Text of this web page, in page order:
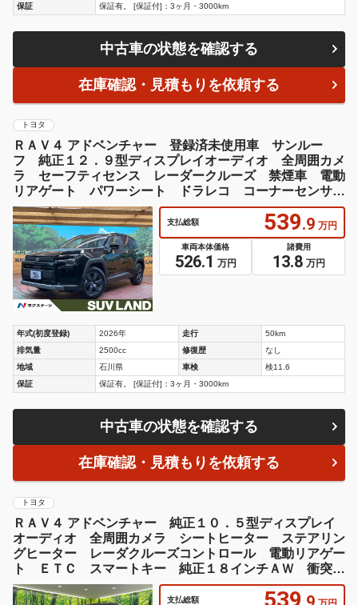
保証
保証有。 [保証付]：3ヶ月・3000km
中古車の状態を確認する
在庫確認・見積もりを依頼する
トヨタ
ＲＡＶ４ アドベンチャー 登録済未使用車 サンルー
フ 純正１２．９型ディスプレイオーディオ 全周囲カメ
ラ セーフティセンス レーダークルーズ 禁煙車 電動
リアゲート パワーシート ドラレコ コーナーセンサ
ー スマートキー
支払総額 539.9 万円
車両本体価格
526.1 万円
諸費用
13.8 万円
年式(初度登録) 2026年 走行
50km
排気量
2500cc 修復歴
なし
地域
石川県 車検
検11.6
保証
保証有。 [保証付]：3ヶ月・3000km
中古車の状態を確認する
在庫確認・見積もりを依頼する
トヨタ
ＲＡＶ４ アドベンチャー 純正１０．５型ディスプレイ
オーディオ 全周囲カメラ シートヒーター ステアリン
グヒーター レーダクルーズコントロール 電動リアゲー
ト ＥＴＣ スマートキー 純正１８インチＡＷ 衝突被
害軽減装置
支払総額